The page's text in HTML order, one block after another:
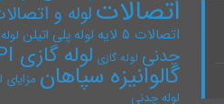
اتصالاتلوله و
اتصالات ۵ لایه
لوله پلی اتیلن
چدنی لوله گازی لوله گازی API
گالوانیزه سپاهان
لوله چدنی